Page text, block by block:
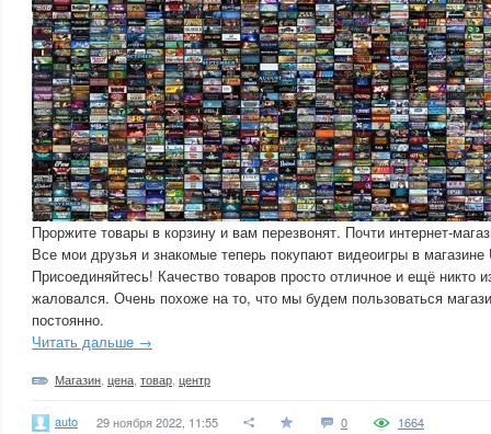
Проржите товары в корзину и вам перезвонят. Почти интернет-
Все мои друзья и знакомые теперь покупают видеоигры в магазине
Присоединяйтесь! Качество товаров просто отличное и ещё никто
жаловался. Очень похоже на то, что мы будем пользоваться
постоянно.
Читать дальше →
Магазин цена товар центр
auto 29 ноября 2022, 11:55 0 1664